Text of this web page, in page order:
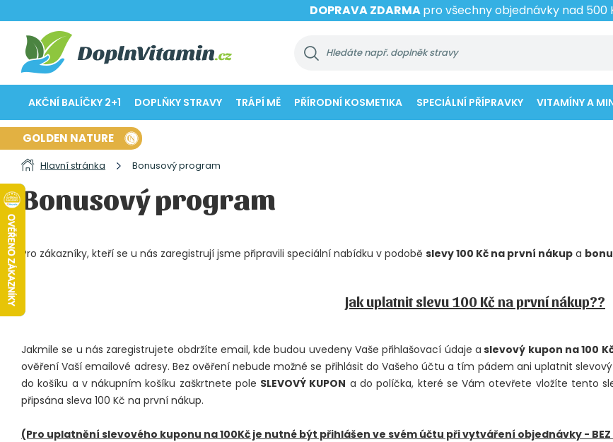
DOPRAVA ZDARMApro všechny objednávky nad 500
AKČNÍ BALÍČKY 2+1 DOPLŇKY STRAVY TRÁPÍ MĚ PŘÍRODNÍ KOSMETIKA SPECIÁLNÍ PŘÍPRAVKY VITAMÍNY A
GOLDEN NATURE
Hlavní stránka Bonusový program
Bonusový program
Pro zákazníky, kteří se u nás zaregistrují jsme připravili speciální nabídku v podobě slevy 100 Kč na první nákup a
Jak uplatnit slevu 100 Kč na první nákup??
Jakmile se u nás zaregistrujete obdržíte email, kde budou uvedeny Vaše přihlašovací údaje a slevový kupon na 100
ověření Vaší emailové adresy. Bez ověření nebude možné se přihlásit do Vašeho účtu a tím pádem ani uplatnit
do košíku a v nákupním košíku zaškrtnete pole SLEVOVÝ KUPON a do políčka, které se Vám otevřete vložíte tento
připsána sleva 100 Kč na první nákup.
(Pro uplatnění slevového kuponu na 100Kč je nutné být přihlášen ve svém účtu při vytváření objednávky - BEZ